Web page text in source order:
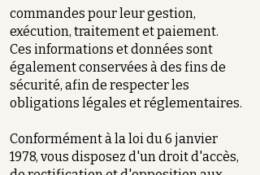
commandes pour leur gestion,
exécution, traitement et paiement.
Ces informations et données sont
également conservées à des fins de
sécurité, afin de respecter les
obligations légales et réglementaires.
Conformément à la loi du 6 janvier
1978, vous disposez d'un droit d'accès,